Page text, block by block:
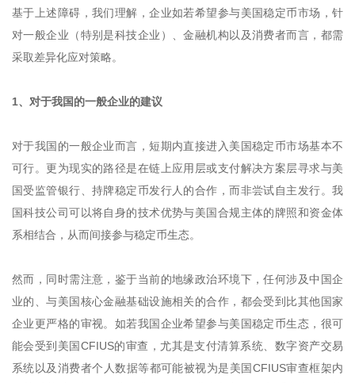
基于上述障碍，我们理解，企业如若希望参与美国稳定币市场，针
对一般企业（特别是科技企业）、金融机构以及消费者而言，都需
采取差异化应对策略。
1、对于我国的一般企业的建议
对于我国的一般企业而言，短期内直接进入美国稳定币市场基本不
可行。更为现实的路径是在链上应用层或支付解决方案层寻求与美
国受监管银行、持牌稳定币发行人的合作，而非尝试自主发行。我
国科技公司可以将自身的技术优势与美国合规主体的牌照和资金体
系相结合，从而间接参与稳定币生态。
然而，同时需注意，鉴于当前的地缘政治环境下，任何涉及中国企
业的、与美国核心金融基础设施相关的合作，都会受到比其他国家
企业更严格的审视。如若我国企业希望参与美国稳定币生态，很可
能会受到美国CFIUS的审查，尤其是支付清算系统、数字资产交易
系统以及消费者个人数据等都可能被视为是美国CFIUS审查框架内